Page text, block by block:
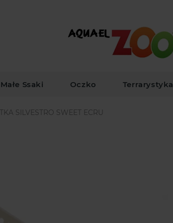
Małe Ssaki Oczko Terrarystyka
SILVESTRO SWEET ECRU